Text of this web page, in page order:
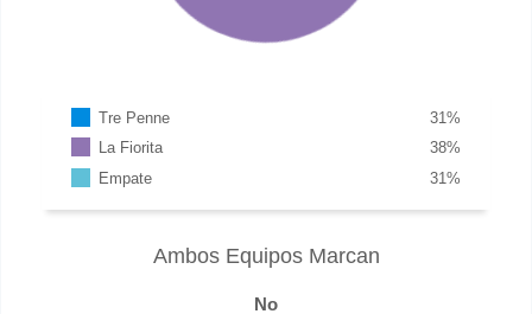
Tre Penne %
31
La Fiorita
%
38
Empate
%
31
Ambos Equipos Marcan
No